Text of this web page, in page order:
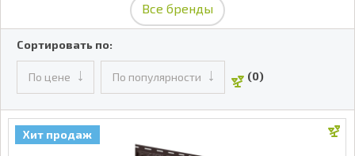
Все бренды
Сортировать по:
По цене По популярности (0)
Хит продаж